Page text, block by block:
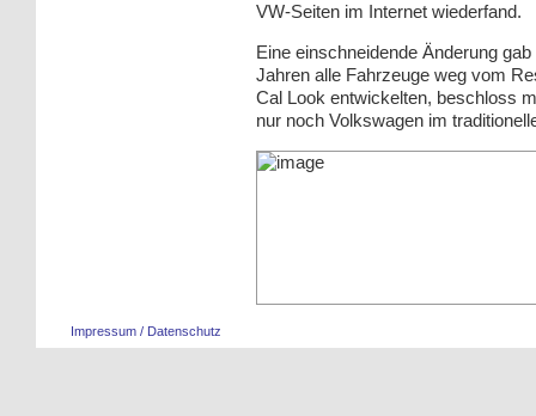
VW-Seiten im Internet wiederfand.
Eine einschneidende Änderung
Jahren alle Fahrzeuge weg vom
Cal Look entwickelten, beschloss
nur noch Volkswagen im
Impressum / Datenschutz